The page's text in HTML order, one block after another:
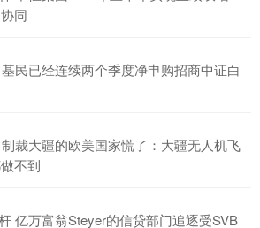
同
民已经连续两个季度净申购招商中证白
裁大疆的欧美国家慌了：大疆无人机飞
不到
亿万富翁Steyer的信贷部门追逐受SVB